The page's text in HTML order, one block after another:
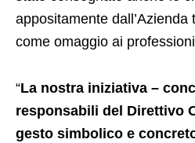
appositamente
come omaggio ai
“La nostra iniziativa –
responsabili del Direttivo
gesto simbolico e